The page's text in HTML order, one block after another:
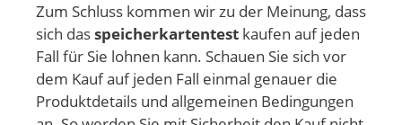
Zum Schluss kommen wir zu der Meinung, dass
sich dasspeicherkartentest kaufen auf jeden
Fall für Sie lohnen kann. Schauen Sie sich vor
dem Kauf auf jeden Fall einmal genauer die
Produktdetails und allgemeinen Bedingungen